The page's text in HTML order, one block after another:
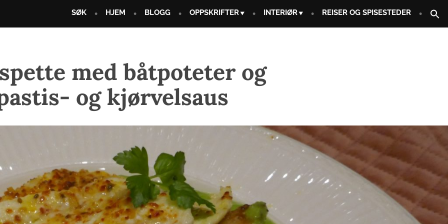
SØK HJEM BLOGG OPPSKRIFTER INTERIØR REISER OG SPISESTEDER
med båtpoteter og
og kjørvelsaus